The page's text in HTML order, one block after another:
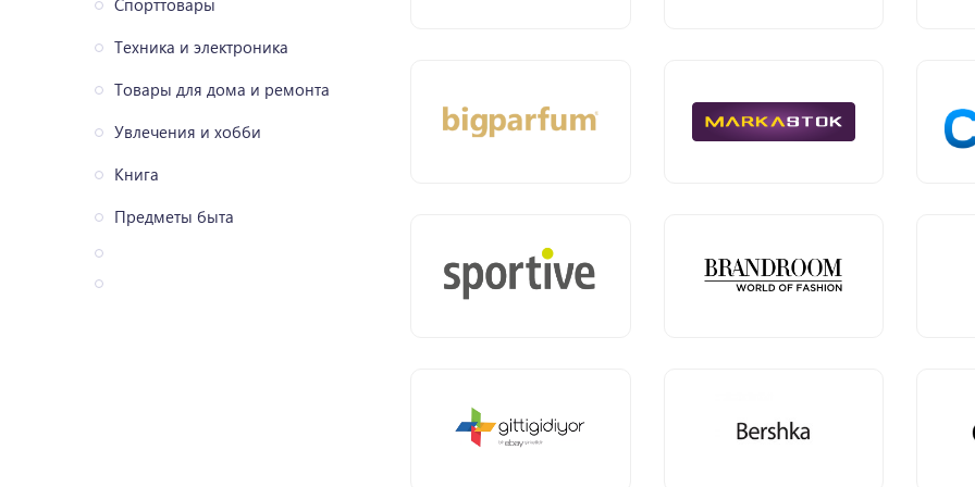
Спорттовары
Техника и электроника
Товары для дома и ремонта
Увлечения и хобби
Книга
Предметы быта